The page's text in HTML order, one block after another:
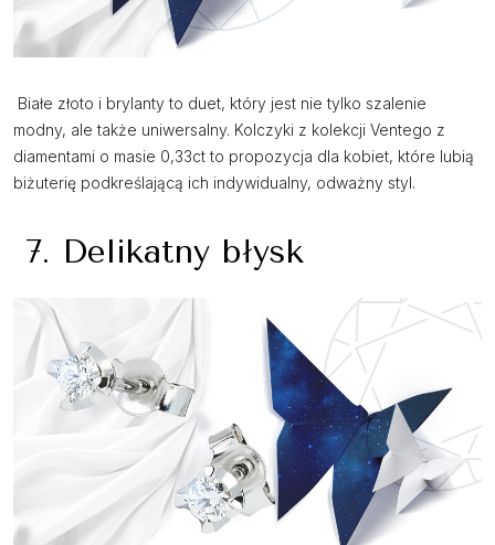
Białe złoto i brylanty to duet, który jest nie tylko szalenie
modny, ale także uniwersalny. Kolczyki z kolekcji Ventego z
diamentami o masie 0,33ct to propozycja dla kobiet, które lubią
biżuterię podkreślającą ich indywidualny, odważny styl.
7. Delikatny błysk